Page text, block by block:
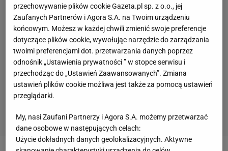
przechowywanie plików cookie Gazeta.pl sp. z o.o., jej
Zaufanych Partnerów i Agora S.A. na Twoim urządzeniu
końcowym. Możesz w każdej chwili zmienić swoje preferencje
dotyczące plików cookie, wywołując narzędzie do zarządzania
twoimi preferencjami dot. przetwarzania danych poprzez
odnośnik „Ustawienia prywatności ” w stopce serwisu i
przechodząc do „Ustawień Zaawansowanych”. Zmiana
ustawień plików cookie możliwa jest także za pomocą ustawień
przeglądarki.
My, nasi Zaufani Partnerzy i Agora S.A. możemy przetwarzać
dane osobowe w następujących celach:
Użycie dokładnych danych geolokalizacyjnych. Aktywne